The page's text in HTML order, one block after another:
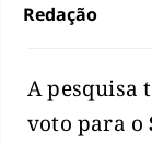
Redação
A pesquisa
voto para o